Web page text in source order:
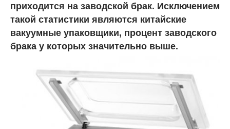
приходится на заводской брак. Исключением
такой статистики являются китайские
вакуумные упаковщики, процент заводского
брака у которых значительно выше.